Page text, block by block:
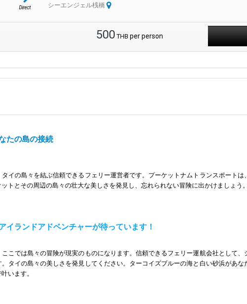
Direct シーエンジェル桟橋
500 THB per person
たの島の接続
イの島々を結ぶ信頼できるフェリー運営者です。プーケットナムトランスポート
トとその周辺の島々の壮大な美しさを発見し、忘れられない冒険に出かけましょう。
の目標は、快適なフェリー旅を通じて島々の旅行を簡単で安全にすることです。私
イランドアドベンチャーが待っています！
こでは島々の冒険が現実のものになります。信頼できるフェリー運航会社として、
タイの島々の美しさを発見してください。ターコイズブルーの海と白い砂浜があ
います。